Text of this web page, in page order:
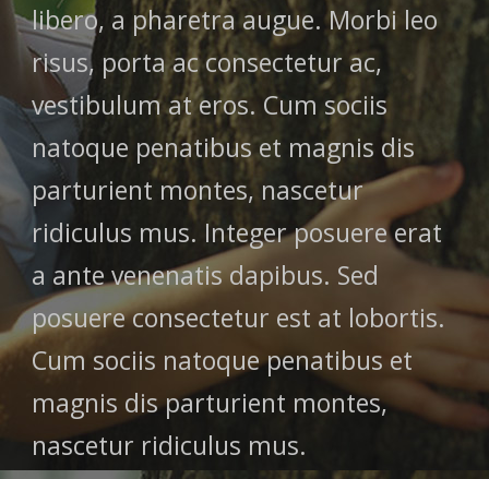
libero, a pharetra augue. Morbi leo
risus, porta ac consectetur ac,
vestibulum at eros. Cum sociis
natoque penatibus et magnis dis
parturient montes, nascetur
ridiculus mus. Integer posuere erat
a ante venenatis dapibus. Sed
posuere consectetur est at lobortis.
Cum sociis natoque penatibus et
magnis dis parturient montes,
nascetur ridiculus mus.